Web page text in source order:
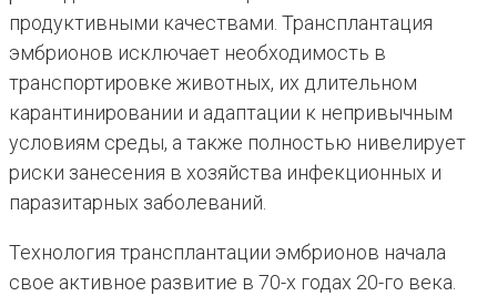
продуктивными качествами. Трансплантация
эмбрионов исключает необходимость в
транспортировке животных, их длительном
карантинировании и адаптации к непривычным
условиям среды, а также полностью нивелирует
риски занесения в хозяйства инфекционных и
паразитарных заболеваний.
Технология трансплантации эмбрионов начала
свое активное развитие в 70-х годах 20-го века.